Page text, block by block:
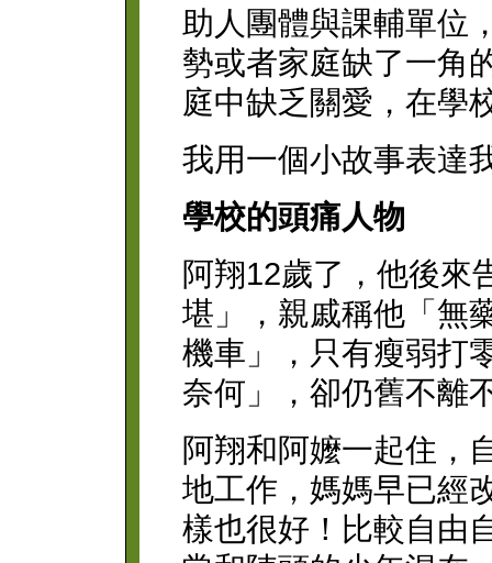
助人團體與課輔單位
勢或者家庭缺了一角
庭中缺乏關愛，在學
我用一個小故事表達
學校的頭痛人物
阿翔12歲了，他後來
堪」，親戚稱他「無
機車」，只有瘦弱打
奈何」，卻仍舊不離
阿翔和阿嬤一起住，
地工作，媽媽早已經
樣也很好！比較自由